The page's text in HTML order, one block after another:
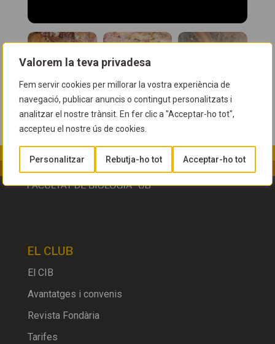
Valorem la teva privadesa
Fem servir cookies per millorar la vostra experiència de
navegació, publicar anuncis o contingut personalitzats i
analitzar el nostre trànsit. En fer clic a "Acceptar-ho tot",
accepteu el nostre ús de cookies.
Personalitzar Rebutja-ho tot Acceptar-ho tot
EL CLUB
El CIB
Avantatges i convenis
Revista Fondària
Tarifes